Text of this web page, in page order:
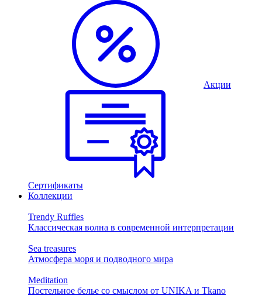
Акции
Сертификаты
Коллекции
Trendy Ruffles
Классическая волна в современной интерпретации
Sea treasures
Атмосфера моря и подводного мира
Meditation
Постельное белье со смыслом от UNIKA и Tkano